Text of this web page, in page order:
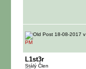
18-08-2017 v
PM
L1st3r
Stálý Člen